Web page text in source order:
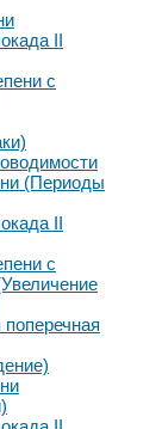
II
с
(Периоды
II
с